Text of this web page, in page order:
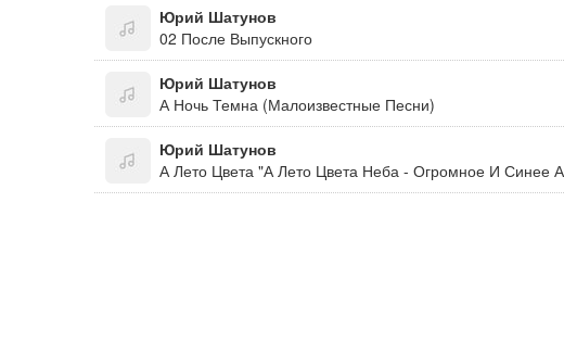
Юрий Шатунов
02 После Выпускного
Юрий Шатунов
А Ночь Темна (Малоизвестные Песни)
Юрий Шатунов